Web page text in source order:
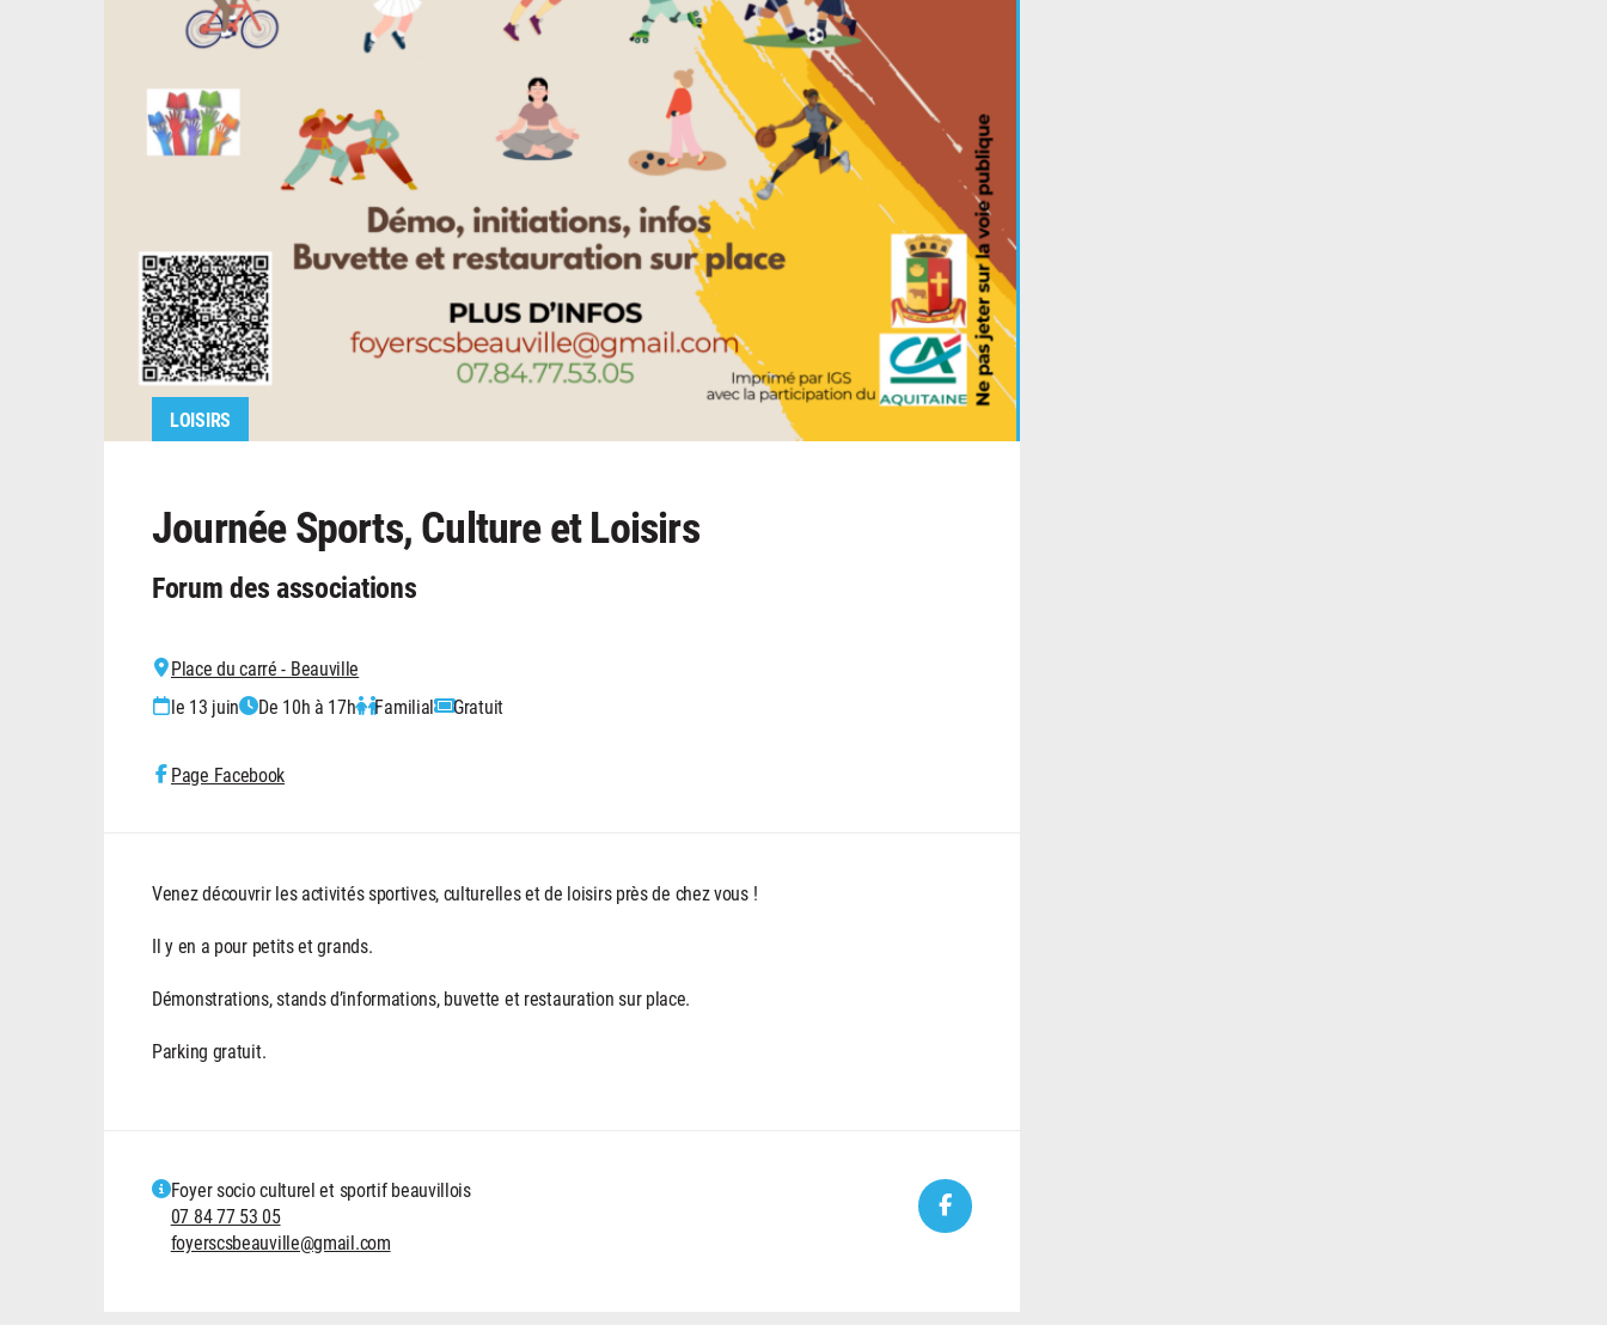
LOISIRS
Journée Sports, Culture et Loisirs
Forum des associations
Place du carré - Beauville
le 13 juin
De 10h à 17h Familial Gratuit
Page Facebook
Venez découvrir les activités sportives, culturelles et de loisirs près de chez vous !
Il y en a pour petits et grands.
Démonstrations, stands d’informations, buvette et restauration sur place.
Parking gratuit.
Foyer socio culturel et sportif beauvillois
07 84 77 53 05
foyerscsbeauville@gmail.com